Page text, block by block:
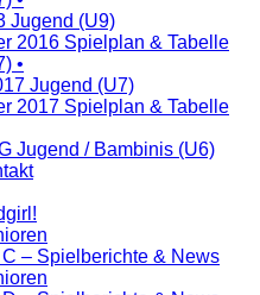
Jugend (U9)
2016 Spielplan & Tabelle
•
Jugend (U7)
2017 Spielplan & Tabelle
Jugend / Bambinis (U6)
– Spielberichte & News